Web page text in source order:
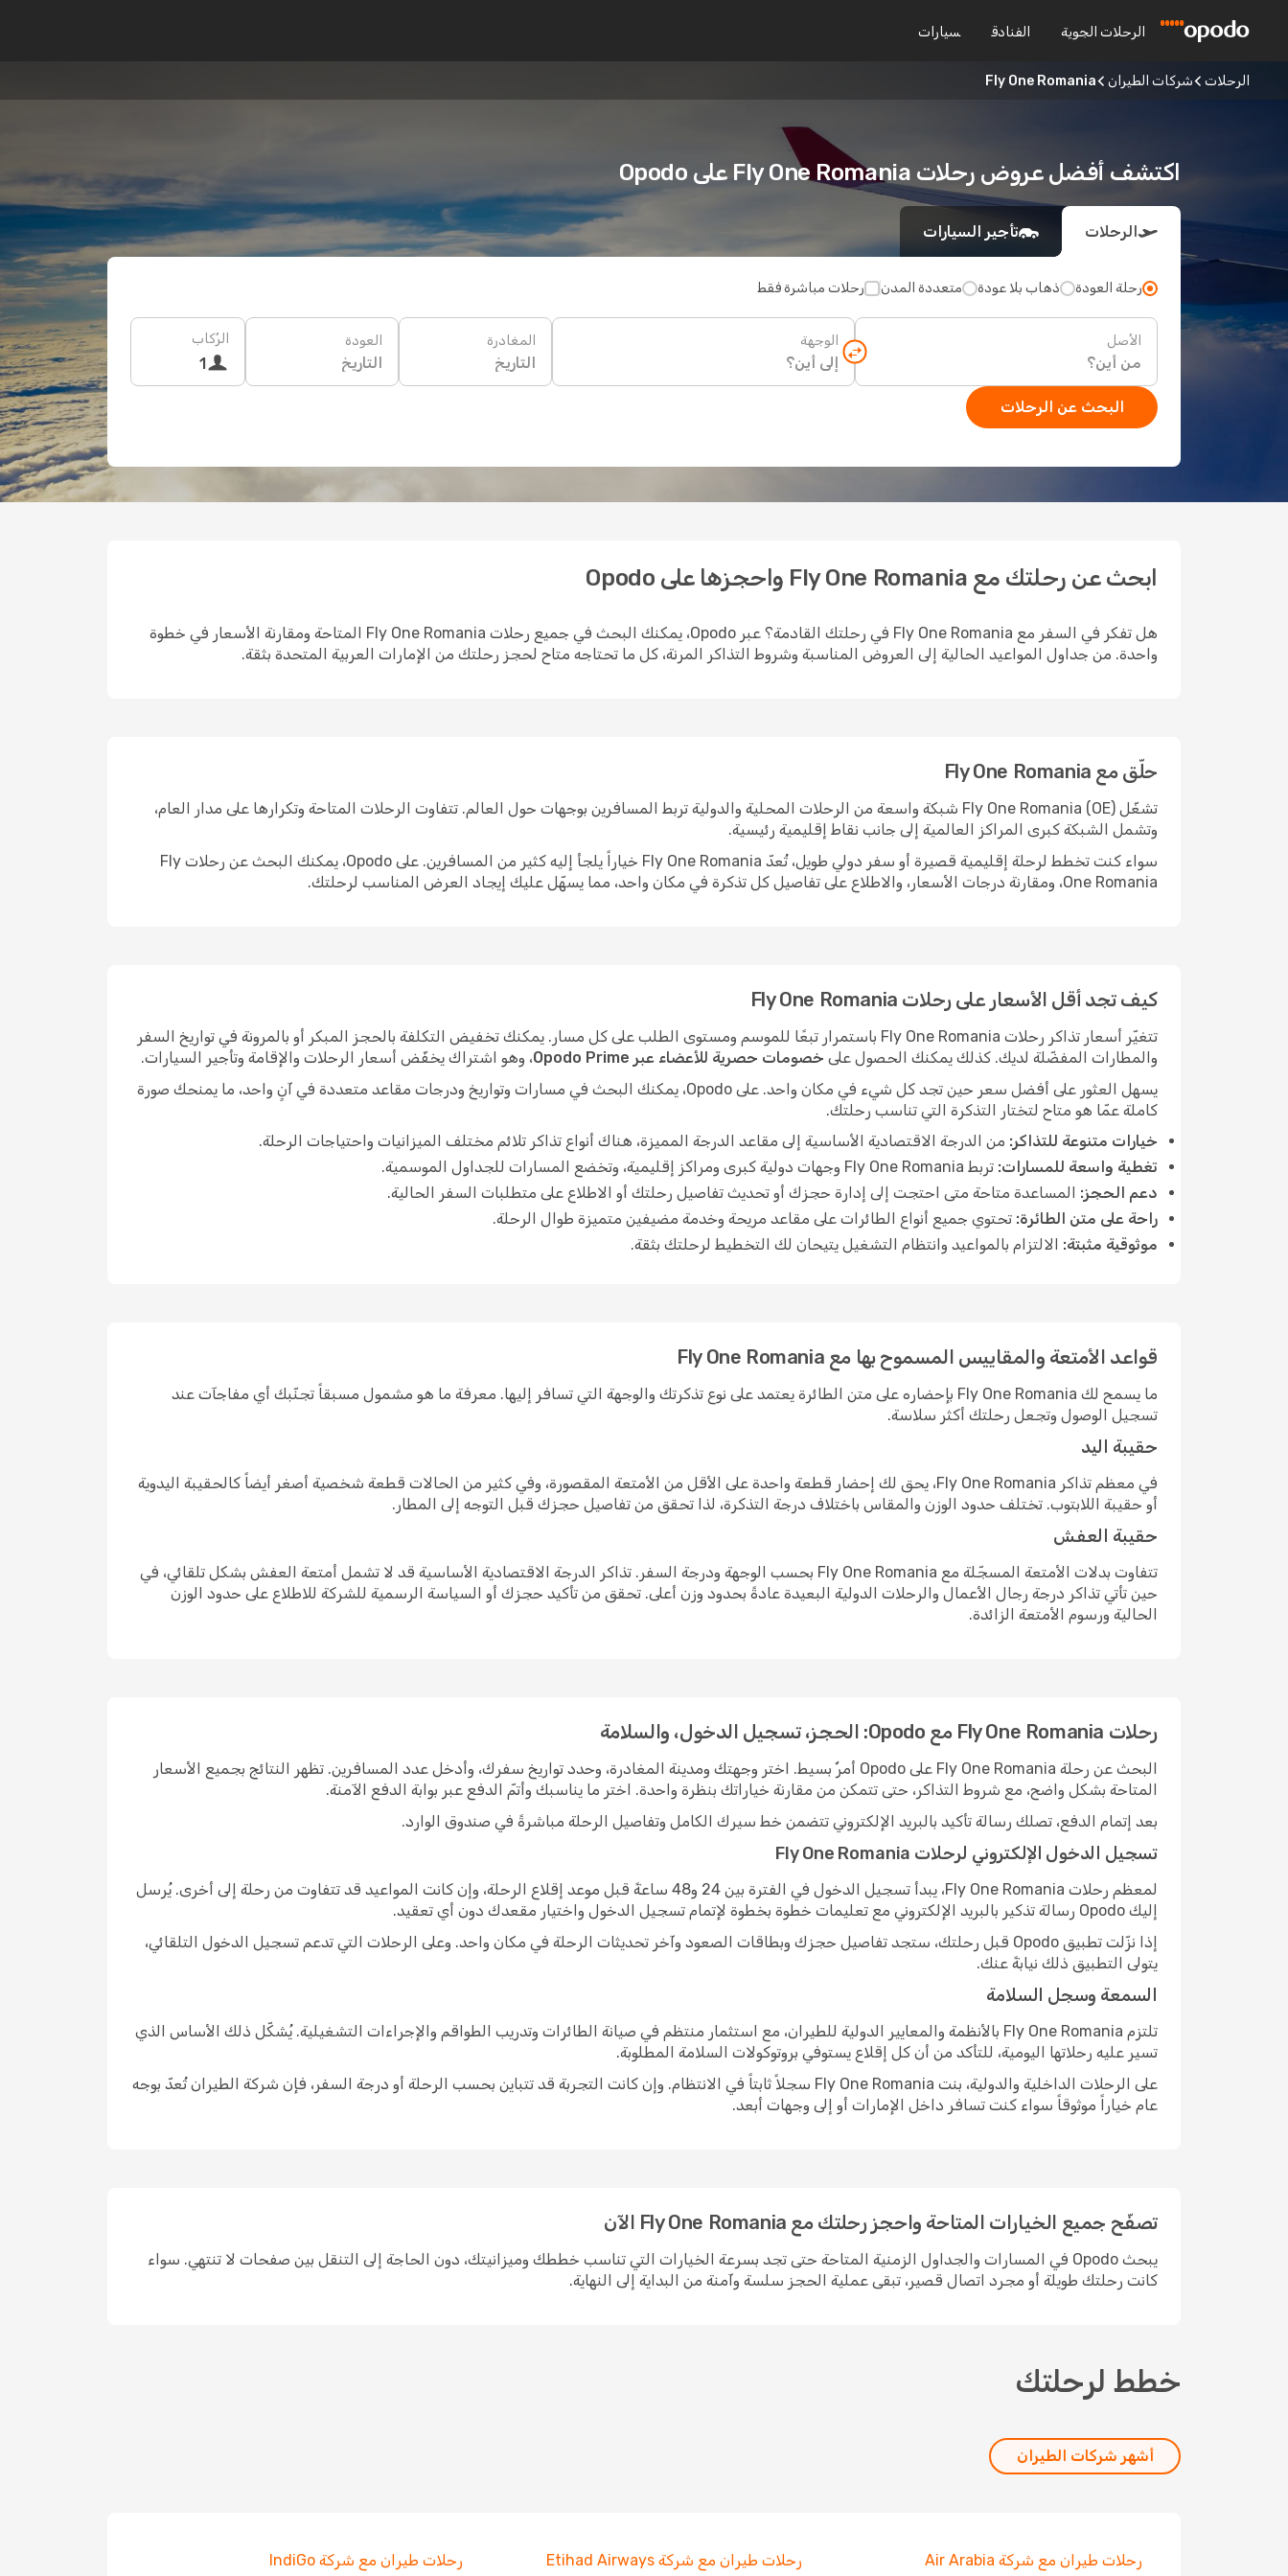
الرحلات الجوية الفنادق سيارات
الرحلات شركات الطيران Fly One Romania
اكتشف أفضل عروض رحلات Fly One Romania على Opodo
الرحلات تأجير السيارات
رحلة العودة ذهاب بلا عودة متعددة المدن رحلات مباشرة فقط
الأصل الوجهة المغادرة
التاريخ
العودة
التاريخ
الرُكاب
1
البحث عن الرحلات
ابحث عن رحلتك مع Fly One Romania واحجزها على Opodo
هل تفكر في السفر مع Fly One Romania في رحلتك القادمة؟ عبر Opodo، يمكنك البحث في جميع رحلات Fly One Romania المتاحة ومقارنة الأسعار في خطوة
واحدة. من جداول المواعيد الحالية إلى العروض المناسبة وشروط التذاكر المرنة، كل ما تحتاجه متاح لحجز رحلتك من الإمارات العربية المتحدة بثقة.
حلّق مع Fly One Romania
تشغّل Fly One Romania (OE) شبكة واسعة من الرحلات المحلية والدولية تربط المسافرين بوجهات حول العالم. تتفاوت الرحلات المتاحة وتكرارها على مدار العام،
وتشمل الشبكة كبرى المراكز العالمية إلى جانب نقاط إقليمية رئيسية.
سواء كنت تخطط لرحلة إقليمية قصيرة أو سفر دولي طويل، تُعدّ Fly One Romania خياراً يلجأ إليه كثير من المسافرين. على Opodo، يمكنك البحث عن رحلات Fly
One Romania، ومقارنة درجات الأسعار، والاطلاع على تفاصيل كل تذكرة في مكان واحد، مما يسهّل عليك إيجاد العرض المناسب لرحلتك.
كيف تجد أقل الأسعار على رحلات Fly One Romania
تتغيّر أسعار تذاكر رحلات Fly One Romania باستمرار تبعًا للموسم ومستوى الطلب على كل مسار. يمكنك تخفيض التكلفة بالحجز المبكر أو بالمرونة في تواريخ السفر
والمطارات المفضّلة لديك. كذلك يمكنك الحصول على خصومات حصرية للأعضاء عبر Opodo Prime
، وهو اشتراك يخفّض أسعار الرحلات والإقامة وتأجير السيارات.
يسهل العثور على أفضل سعر حين تجد كل شيء في مكان واحد. على Opodo، يمكنك البحث في مسارات وتواريخ ودرجات مقاعد متعددة في آنٍ واحد، ما يمنحك صورة
كاملة عمّا هو متاح لتختار التذكرة التي تناسب رحلتك.
خيارات متنوعة للتذاكر: من الدرجة الاقتصادية الأساسية إلى مقاعد الدرجة المميزة، هناك أنواع تذاكر تلائم مختلف الميزانيات واحتياجات الرحلة.
تغطية واسعة للمسارات: تربط Fly One Romania وجهات دولية كبرى ومراكز إقليمية، وتخضع المسارات للجداول الموسمية.
دعم الحجز: المساعدة متاحة متى احتجت إلى إدارة حجزك أو تحديث تفاصيل رحلتك أو الاطلاع على متطلبات السفر الحالية.
راحة على متن الطائرة: تحتوي جميع أنواع الطائرات على مقاعد مريحة وخدمة مضيفين متميزة طوال الرحلة.
موثوقية مثبتة: الالتزام بالمواعيد وانتظام التشغيل يتيحان لك التخطيط لرحلتك بثقة.
قواعد الأمتعة والمقاييس المسموح بها مع Fly One Romania
ما يسمح لك Fly One Romania بإحضاره على متن الطائرة يعتمد على نوع تذكرتك والوجهة التي تسافر إليها. معرفة ما هو مشمول مسبقاً تجنّبك أي مفاجآت عند
تسجيل الوصول وتجعل رحلتك أكثر سلاسة.
حقيبة اليد
في معظم تذاكر Fly One Romania، يحق لك إحضار قطعة واحدة على الأقل من الأمتعة المقصورة، وفي كثير من الحالات قطعة شخصية أصغر أيضاً كالحقيبة اليدوية
أو حقيبة اللابتوب. تختلف حدود الوزن والمقاس باختلاف درجة التذكرة، لذا تحقق من تفاصيل حجزك قبل التوجه إلى المطار.
حقيبة العفش
تتفاوت بدلات الأمتعة المسجّلة مع Fly One Romania بحسب الوجهة ودرجة السفر. تذاكر الدرجة الاقتصادية الأساسية قد لا تشمل أمتعة العفش بشكل تلقائي، في
حين تأتي تذاكر درجة رجال الأعمال والرحلات الدولية البعيدة عادةً بحدود وزن أعلى. تحقق من تأكيد حجزك أو السياسة الرسمية للشركة للاطلاع على حدود الوزن
الحالية ورسوم الأمتعة الزائدة.
رحلات Fly One Romania مع Opodo: الحجز، تسجيل الدخول، والسلامة
البحث عن رحلة Fly One Romania على Opodo أمرٌ بسيط. اختر وجهتك ومدينة المغادرة، وحدد تواريخ سفرك، وأدخل عدد المسافرين. تظهر النتائج بجميع الأسعار
المتاحة بشكل واضح، مع شروط التذاكر، حتى تتمكن من مقارنة خياراتك بنظرة واحدة. اختر ما يناسبك وأتمّ الدفع عبر بوابة الدفع الآمنة.
بعد إتمام الدفع، تصلك رسالة تأكيد بالبريد الإلكتروني تتضمن خط سيرك الكامل وتفاصيل الرحلة مباشرةً في صندوق الوارد.
تسجيل الدخول الإلكتروني لرحلات Fly One Romania
لمعظم رحلات Fly One Romania، يبدأ تسجيل الدخول في الفترة بين 24 و48 ساعةً قبل موعد إقلاع الرحلة، وإن كانت المواعيد قد تتفاوت من رحلة إلى أخرى. يُرسل
إليك Opodo رسالة تذكير بالبريد الإلكتروني مع تعليمات خطوة بخطوة لإتمام تسجيل الدخول واختيار مقعدك دون أي تعقيد.
إذا نزّلت تطبيق Opodo قبل رحلتك، ستجد تفاصيل حجزك وبطاقات الصعود وآخر تحديثات الرحلة في مكان واحد. وعلى الرحلات التي تدعم تسجيل الدخول التلقائي،
يتولى التطبيق ذلك نيابةً عنك.
السمعة وسجل السلامة
تلتزم Fly One Romania بالأنظمة والمعايير الدولية للطيران، مع استثمار منتظم في صيانة الطائرات وتدريب الطواقم والإجراءات التشغيلية. يُشكّل ذلك الأساس الذي
تسير عليه رحلاتها اليومية، للتأكد من أن كل إقلاع يستوفي بروتوكولات السلامة المطلوبة.
على الرحلات الداخلية والدولية، بنت Fly One Romania سجلاً ثابتاً في الانتظام. وإن كانت التجربة قد تتباين بحسب الرحلة أو درجة السفر، فإن شركة الطيران تُعدّ بوجه
عام خياراً موثوقاً سواء كنت تسافر داخل الإمارات أو إلى وجهات أبعد.
تصفّح جميع الخيارات المتاحة واحجز رحلتك مع Fly One Romania الآن
يبحث Opodo في المسارات والجداول الزمنية المتاحة حتى تجد بسرعة الخيارات التي تناسب خططك وميزانيتك، دون الحاجة إلى التنقل بين صفحات لا تنتهي. سواء
كانت رحلتك طويلة أو مجرد اتصال قصير، تبقى عملية الحجز سلسة وآمنة من البداية إلى النهاية.
خطط لرحلتك
أشهر شركات الطيران
رحلات طيران مع شركة Air Arabia رحلات طيران مع شركة Etihad Airways رحلات طيران مع شركة IndiGo